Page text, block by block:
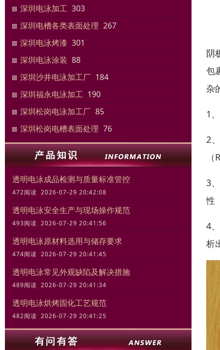
深圳电泳加工 303
深圳电槽各类表面处理 267
深圳电泳烤漆 301
深圳电泳涂装 88
深圳沙井电泳加工厂 184
深圳福永电泳加工 190
深圳松岗电泳加工厂 85
深圳松岗电槽表面处理 76
透明电泳成品检测与质量标准管控
472阅读 2026-07-29 20:42:08
透明电泳安全生产与现场操作规范
493阅读 2026-07-29 20:41:56
透明电泳原材料选用与储存要求
474阅读 2026-07-29 20:41:45
透明电泳常见外观缺陷及解决措施
489阅读 2026-07-29 20:41:34
透明电泳烘烤固化工艺规范
482阅读 2026-07-29 20:41:25
阴
包
杂
1
2
3
性
4
析